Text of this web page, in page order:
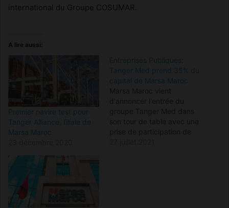
international du Groupe COSUMAR.
A lire aussi:
Premier navire test pour
Tanger Alliance, filiale de
Marsa Maroc
Entreprises Publiques:
Tanger Med prend 35% du
capital de Marsa Maroc